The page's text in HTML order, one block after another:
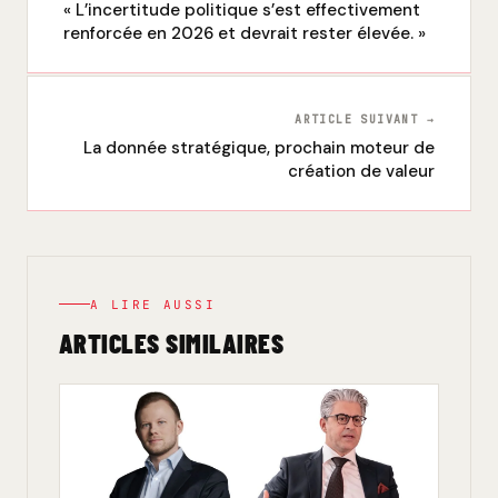
« L’incertitude politique s’est effectivement
renforcée en 2026 et devrait rester élevée. »
ARTICLE SUIVANT →
La donnée stratégique, prochain moteur de
création de valeur
A LIRE AUSSI
ARTICLES SIMILAIRES